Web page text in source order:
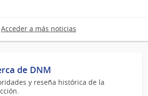
Acceder a más noticias
de DNM
y reseña histórica de la